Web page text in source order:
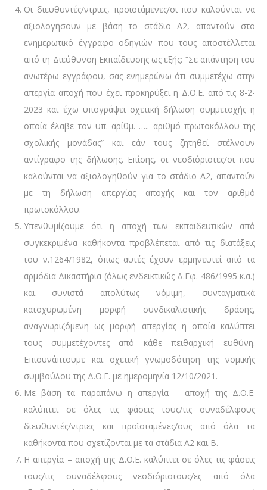
Οι διευθυντές/ντριες, προϊστάμενες/οι που καλούνται να
αξιολογήσουν με βάση το στάδιο Α2, απαντούν στο
ενημερωτικό έγγραφο οδηγιών που τους αποστέλλεται
από τη Διεύθυνση Εκπαίδευσης ως εξής: “Σε απάντηση του
ανωτέρω εγγράφου, σας ενημερώνω ότι συμμετέχω στην
απεργία αποχή που έχει προκηρύξει η Δ.Ο.Ε. από τις 8-2-
2023 και έχω υπογράψει σχετική δήλωση συμμετοχής η
οποία έλαβε τον υπ. αρίθμ. ….. αριθμό πρωτοκόλλου της
σχολικής μονάδας” και εάν τους ζητηθεί στέλνουν
αντίγραφο της δήλωσης. Επίσης, οι νεοδιόριστες/οι που
καλούνται να αξιολογηθούν για το στάδιο Α2, απαντούν
με τη δήλωση απεργίας αποχής και τον αριθμό
πρωτοκόλλου.
Υπενθυμίζουμε ότι η αποχή των εκπαιδευτικών από
συγκεκριμένα καθήκοντα προβλέπεται από τις διατάξεις
του ν.1264/1982, όπως αυτές έχουν ερμηνευτεί από τα
αρμόδια Δικαστήρια (όλως ενδεικτικώς Δ.Εφ. 486/1995 κ.α.)
και συνιστά απολύτως νόμιμη, συνταγματικά
κατοχυρωμένη μορφή συνδικαλιστικής δράσης,
αναγνωριζόμενη ως μορφή απεργίας η οποία καλύπτει
τους συμμετέχοντες από κάθε πειθαρχική ευθύνη.
Επισυνάπτουμε και σχετική γνωμοδότηση της νομικής
συμβούλου της Δ.Ο.Ε. με ημερομηνία 12/10/2021.
Με βάση τα παραπάνω η απεργία – αποχή της Δ.Ο.Ε.
καλύπτει σε όλες τις φάσεις τους/τις συναδέλφους
διευθυντές/ντριες και προϊσταμένες/ους από όλα τα
καθήκοντα που σχετίζονται με τα στάδια Α2 και Β.
Η απεργία – αποχή της Δ.Ο.Ε. καλύπτει σε όλες τις φάσεις
τους/τις συναδέλφους νεοδιόριστους/ες από όλα